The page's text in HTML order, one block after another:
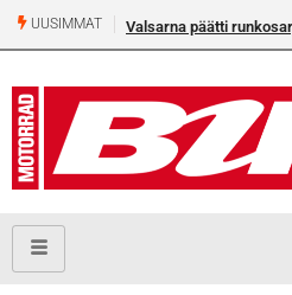
UUSIMMAT Valsarna päätti